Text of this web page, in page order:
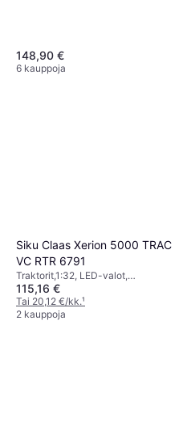
148,90 €
6 kauppoja
Siku Claas Xerion 5000 TRAC
VC RTR 6791
Traktorit,1:32, LED-valot,
Mobiilisovellus, Bluetooth, Täysin
koottu, Neliveto (4WD)
115,16 €
Tai 20,12 €/kk.¹
2 kauppoja